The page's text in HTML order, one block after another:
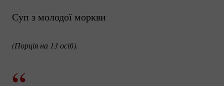
Суп з молодої моркви
(Порція на 13 осіб).